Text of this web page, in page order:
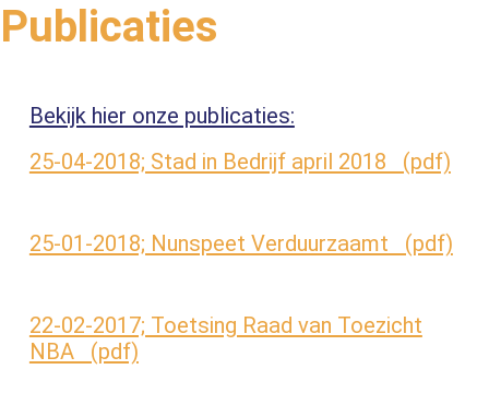
Publicaties
Bekijk hier onze publicaties:
25-04-2018; Stad in Bedrijf april 2018 (pdf)
25-01-2018; Nunspeet Verduurzaamt (pdf)
22-02-2017; Toetsing Raad van Toezicht
NBA (pdf)